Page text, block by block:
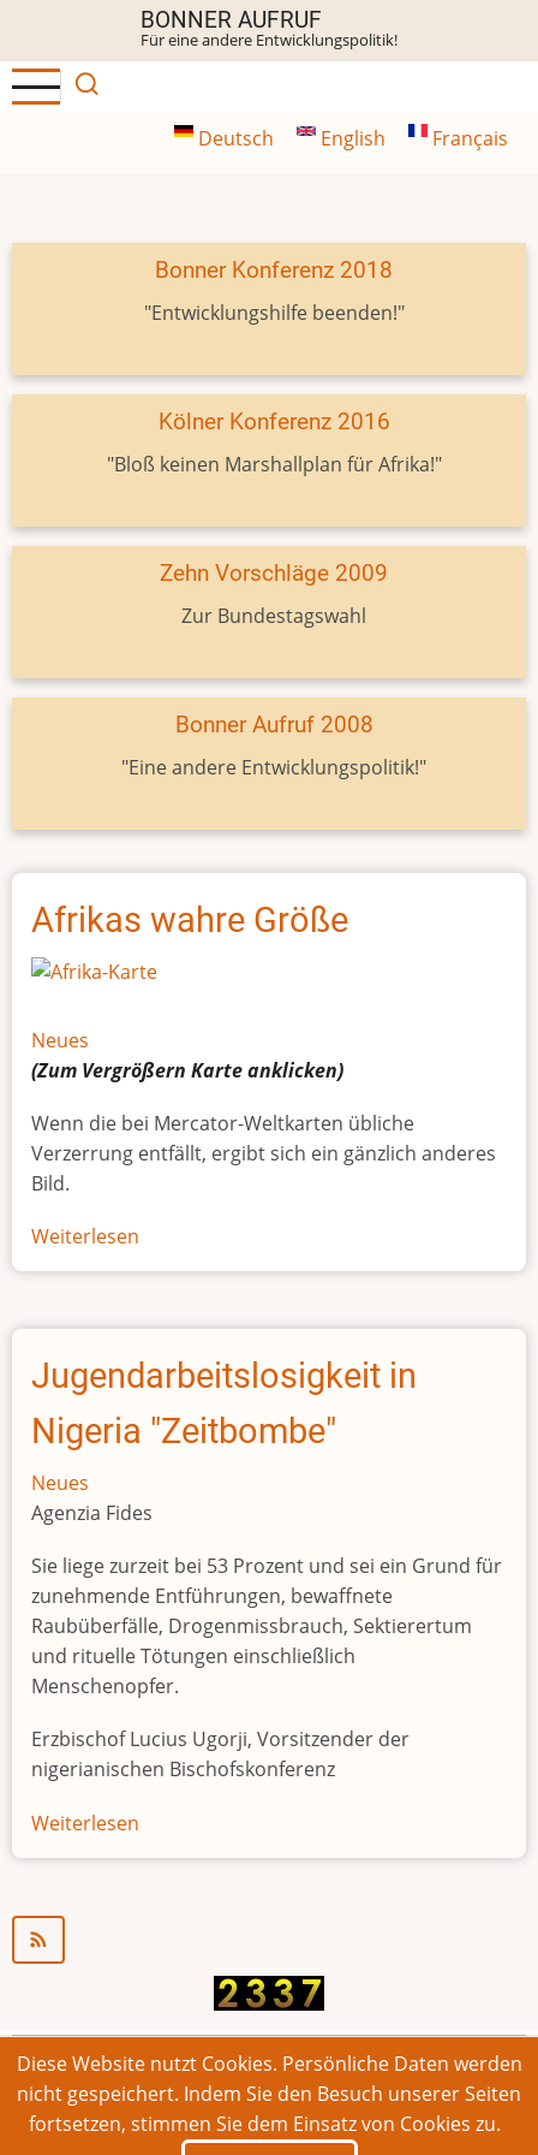
Inhalt
BONNER AUFRUF
Für eine andere Entwicklungspolitik!
Deutsch English Français
Bonner Konferenz 2018
"Entwicklungshilfe beenden!"
Kölner Konferenz 2016
"Bloß keinen Marshallplan für Afrika!"
Zehn Vorschläge 2009
Zur Bundestagswahl
Bonner Aufruf 2008
"Eine andere Entwicklungspolitik!"
Afrikas wahre Größe
Neues
(Zum Vergrößern Karteanklicken)
Wenn die bei Mercator-Weltkarten übliche
Verzerrung entfällt, ergibt sich ein gänzlich anderes
Bild.
Weiterlesen
Afrikas
Größe
Jugendarbeitslosigkeit in
Nigeria "Zeitbombe"
Neues
Agenzia Fides
Sie liege zurzeit bei 53 Prozent und sei ein Grund für
zunehmende Entführungen, bewaffnete
Raubüberfälle, Drogenmissbrauch, Sektierertum
und rituelle Tötungen einschließlich
Menschenopfer.
Erzbischof Lucius Ugorji, Vorsitzender der
nigerianischen Bischofskonferenz
Weiterlesen
Jugendarbeitslosigkeit
© 2026 Bonner Aufruf. Alle Rechte vorbehalten.
Footer
Impressum Kontakt Intern
Diese Website nutzt Cookies. Persönliche Daten werden
nicht gespeichert. Indem Sie den Besuch unserer Seiten
fortsetzen, stimmen Sie dem Einsatz von Cookies zu.